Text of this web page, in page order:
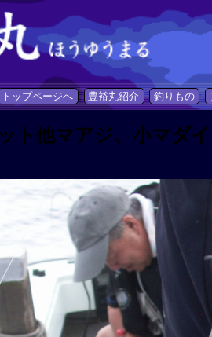
トップページへ 豊裕丸紹介 釣りもの
ト他マアジ、小マダ